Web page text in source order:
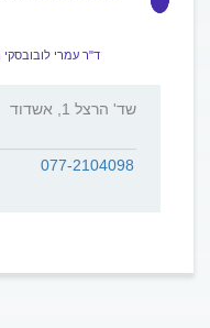
ד"ר עמרי
שד' הרצל 1, אשדוד
077-2104098